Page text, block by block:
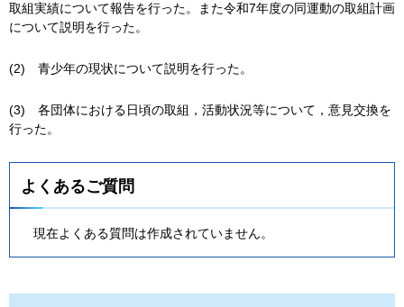
取組実績について報告を行った。また令和7年度の同運動の取組計画
について説明を行った。
(2) 青少年の現状について説明を行った。
(3) 各団体における日頃の取組，活動状況等について，意見交換を
行った。
よくあるご質問
現在よくある質問は作成されていません。